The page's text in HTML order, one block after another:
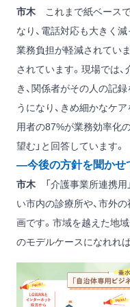
市木 これまで紙ベース
なり、電話対応も大きく
業務負担が軽減されてい
されています。現場では
き、関係者がその人の記
うになり、きめ細かなケ
用者の87%が業務効率化
望む」と回答しています。
―今後の方針を聞かせ
市木 「介護事業所連携用
い市内の診療所や、市外
画です。市域を越えた地
のモデルケースになれれ